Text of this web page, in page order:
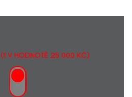
(1 v hodnotě 25 000 Kč)